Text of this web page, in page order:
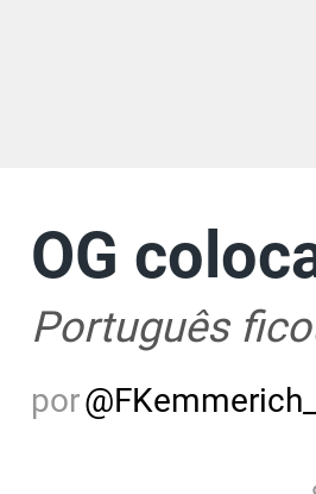
OG
Português
por@FKemmerich_